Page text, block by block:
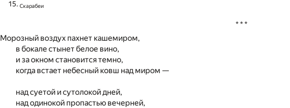
Скарабеи
* * *
Морозный воздух пахнет кашемиром,
в бокале стынет белое вино,
и за окном становится темно,
когда встает небесный ковш над миром —
над суетой и сутолокой дней,
над одинокой пропастью вечерней,